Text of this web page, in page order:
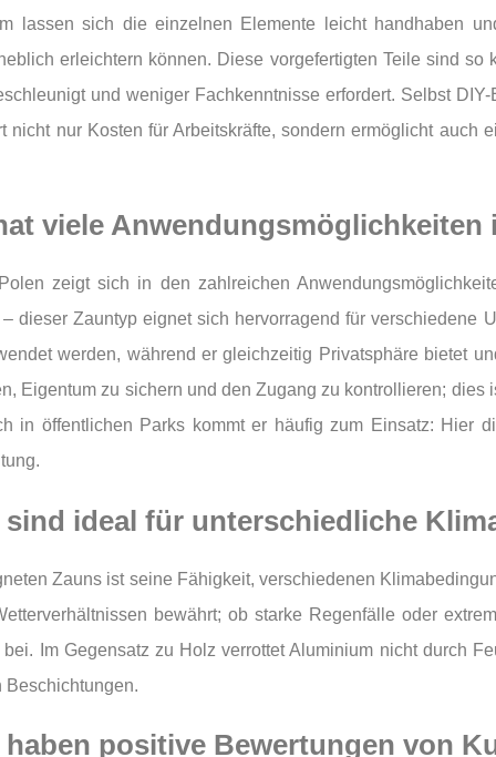
lassen sich die einzelnen Elemente leicht handhaben
erleichtern können. Diese vorgefertigten Teile sind so
und weniger Fachkenntnisse erfordert. Selbst
nur Kosten für Arbeitskräfte, sondern ermöglicht auch
viele Anwendungsmöglichkeiten
zeigt sich in den zahlreichen
dieser Zauntyp eignet sich hervorragend für verschiedene
werden, während er gleichzeitig Privatsphäre bietet
Eigentum zu sichern und den Zugang zu kontrollieren;
in öffentlichen Parks kommt er häufig zum Einsatz: Hier
ideal für unterschiedliche
Zauns ist seine Fähigkeit, verschiedenen
bewährt; ob starke Regenfälle oder
Im Gegensatz zu Holz verrottet Aluminium nicht durch
Beschichtungen.
positive Bewertungen von